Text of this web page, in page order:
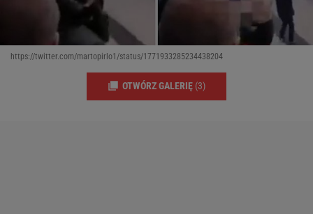
https://twitter.com/martopirlo1/status/1771933285234438204
OTWÓRZ GALERIĘ (3)